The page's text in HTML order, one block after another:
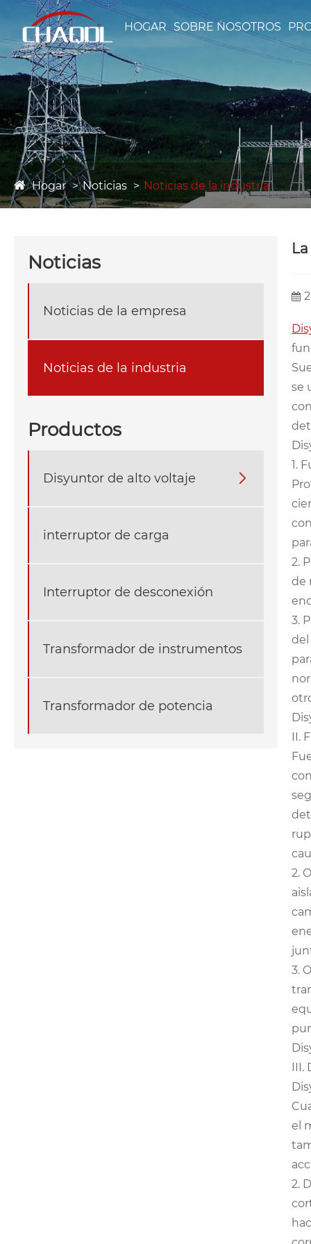
HOGAR SOBRE NOSOTROS
Hogar Noticias Noticias de la industria
Noticias
Noticias de la empresa
Noticias de la industria
Productos
Disyuntor de alto voltaje 
interruptor de carga
Interruptor de desconexión
Transformador de instrumentos
Transformador de potencia
se
1.
2.
de
3.
II.
2.
3.
III.
el
2.